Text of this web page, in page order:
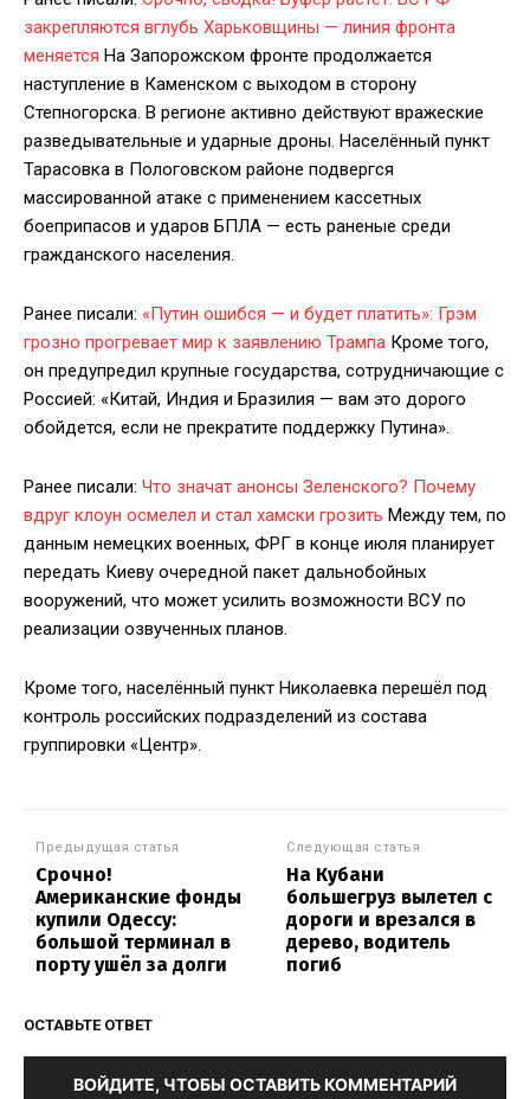
закрепляются вглубь Харьковщины — линия фронта
меняется На Запорожском фронте продолжается
наступление в Каменском с выходом в сторону
Степногорска. В регионе активно действуют вражеские
разведывательные и ударные дроны. Населённый пункт
Тарасовка в Пологовском районе подвергся
массированной атаке с применением кассетных
боеприпасов и ударов БПЛА — есть раненые среди
гражданского населения.
Ранее писали: «Путин ошибся — и будет платить»: Грэм
грозно прогревает мир к заявлению Трампа Кроме того,
он предупредил крупные государства, сотрудничающие с
Россией: «Китай, Индия и Бразилия — вам это дорого
обойдется, если не прекратите поддержку Путина».
Ранее писали: Что значат анонсы Зеленского? Почему
вдруг клоун осмелел и стал хамски грозить Между тем, по
данным немецких военных, ФРГ в конце июля планирует
передать Киеву очередной пакет дальнобойных
вооружений, что может усилить возможности ВСУ по
реализации озвученных планов.
Кроме того, населённый пункт Николаевка перешёл под
контроль российских подразделений из состава
группировки «Центр».
Предыдущая статья
Срочно!
Американские фонды
купили Одессу:
большой терминал в
порту ушёл за долги
Следующая статья
На Кубани
большегруз вылетел с
дороги и врезался в
дерево, водитель
погиб
ОСТАВЬТЕ ОТВЕТ
ВОЙДИТЕ, ЧТОБЫ ОСТАВИТЬ КОММЕНТАРИЙ